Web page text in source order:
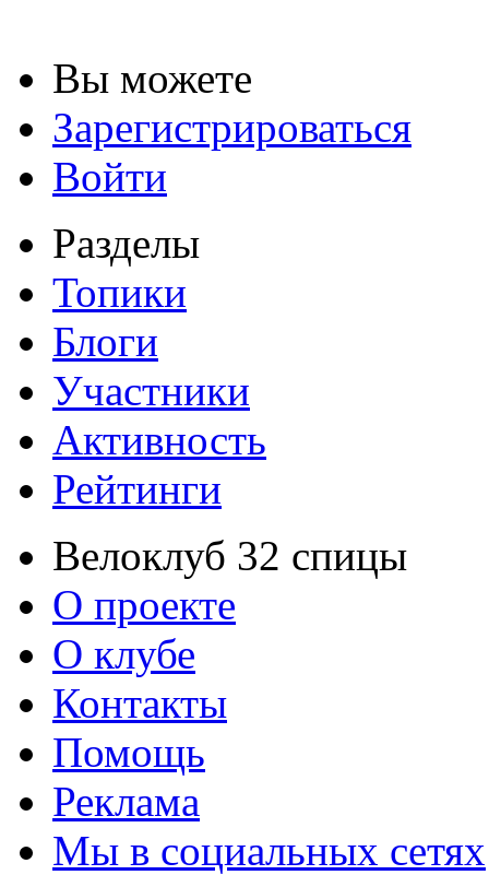
Вы можете
Зарегистрироваться
Войти
Разделы
Топики
Блоги
Участники
Активность
Рейтинги
Велоклуб 32 спицы
О проекте
О клубе
Контакты
Помощь
Реклама
Мы в социальных сетях